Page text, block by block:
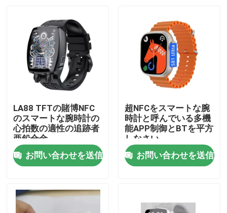
家へ
製品
LA88 TFTの賭博NFC
のスマートな腕時計の
心拍数の適性の追跡者
亜鉛合金
お問い合わせを送信
超NFCをスマートな腕
時計と呼んでいる多機
能APP制御とBTを平方
しなさい
お問い合わせを送信